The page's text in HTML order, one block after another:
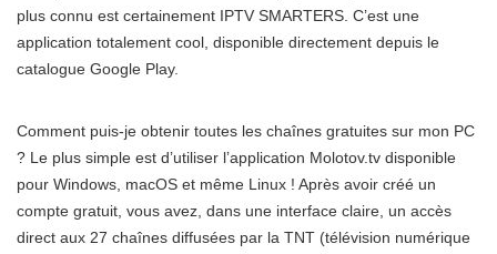
plus connu est certainement IPTV SMARTERS. C’est une
application totalement cool, disponible directement depuis le
catalogue Google Play.
Comment puis-je obtenir toutes les chaînes gratuites sur mon PC
? Le plus simple est d’utiliser l’application Molotov.tv disponible
pour Windows, macOS et même Linux ! Après avoir créé un
compte gratuit, vous avez, dans une interface claire, un accès
direct aux 27 chaînes diffusées par la TNT (télévision numérique